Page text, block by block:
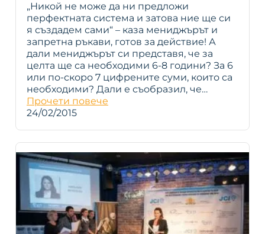
„Никой не може да ни предложи
перфектната система и затова ние ще си
я създадем сами“ – каза мениджърът и
запретна ръкави, готов за действие! А
дали мениджърът си представя, че за
целта ще са необходими 6-8 години? За 6
или по-скоро 7 цифрените суми, които са
необходими? Дали е съобразил, че…
Прочети повече
24/02/2015